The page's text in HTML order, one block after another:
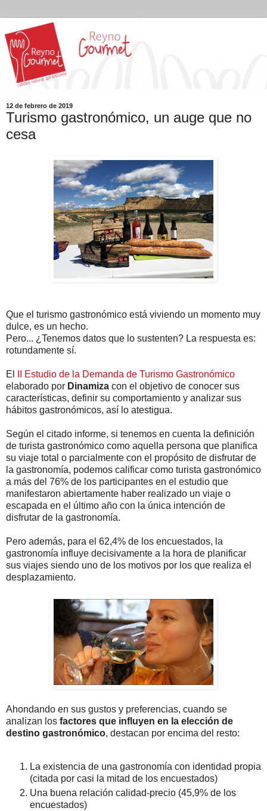
12 de febrero de 2019
Turismo gastronómico, un auge que no
cesa
Que el turismo gastronómico está viviendo un momento muy
dulce, es un hecho.
Pero... ¿Tenemos datos que lo sustenten? La respuesta es:
rotundamente sí.
El
II Estudio de la Demanda de Turismo Gastronómico
elaborado por Dinamiza con el objetivo de conocer sus
características, definir su comportamiento y analizar sus
hábitos gastronómicos, así lo atestigua.
Según el citado informe, si tenemos en cuenta la definición
de turista gastronómico como aquella persona que planifica
su viaje total o parcialmente con el propósito de disfrutar de
la gastronomía, podemos calificar como turista gastronómico
a más del 76% de los participantes en el estudio que
manifestaron abiertamente haber realizado un viaje o
escapada en el último año con la única intención de
disfrutar de la gastronomía.
Pero además, para el 62,4% de los encuestados, la
gastronomía influye decisivamente a la hora de planificar
sus viajes siendo uno de los motivos por los que realiza el
desplazamiento.
Ahondando en sus gustos y preferencias, cuando se
analizan los factores que influyen en la elección de
destino gastronómico, destacan por encima del resto:
La existencia de una gastronomía con identidad propia
(citada por casi la mitad de los encuestados)
Una buena relación calidad-precio (45,9% de los
encuestados)